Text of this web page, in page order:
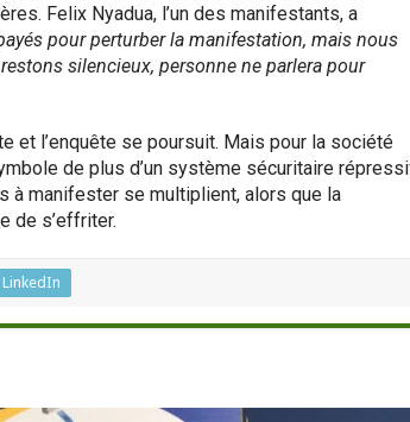
Felix Nyadua, l’un des manifestants, a
pour perturber la manifestation, mais nous
silencieux, personne ne parlera pour
et l’enquête se poursuit. Mais pour la société
de plus d’un système sécuritaire
à manifester se multiplient, alors que la
de s’effriter.
LinkedIn